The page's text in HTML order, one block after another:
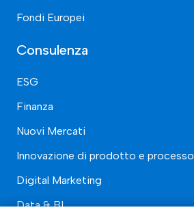
Fondi Europei
Consulenza
ESG
Finanza
Nuovi Mercati
Innovazione di prodotto e processo
Digital Marketing
Data & BI